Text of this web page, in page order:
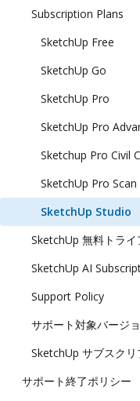
Subscription Plans
SketchUp Free
SketchUp Go
SketchUp Pro
SketchUp Pro
Sketchup Pro Civil
SketchUp Pro Scan
SketchUp Studio
SketchUp 無料トライ
SketchUp AI
Support Policy
サポート対象バージ
SketchUp サブスク
サポート終了ポリシー